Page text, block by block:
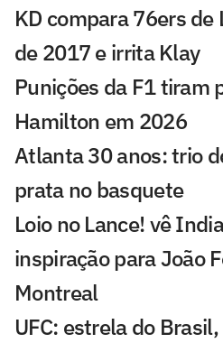
KD compara 76ers de
de 2017 e irrita Klay
Punições da F1 tiram
Hamilton em 2026
Atlanta 30 anos: trio
prata no basquete
Loio no Lance! vê
inspiração para João
Montreal
UFC: estrela do